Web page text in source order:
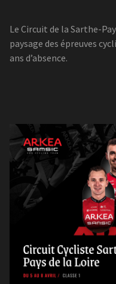
Le Circuit de la Sarthe-
paysage des épreuves
ans d’absence.